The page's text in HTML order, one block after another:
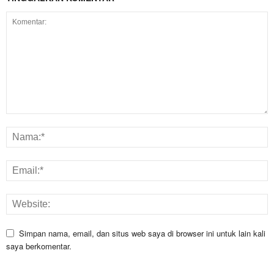
Simpan nama, email, dan situs web saya di browser ini untuk lain kali
saya berkomentar.